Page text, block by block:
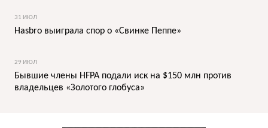
31 ИЮЛ
Hasbro выиграла спор о «Свинке Пеппе»
29 ИЮЛ
Бывшие члены HFPA подали иск на $150 млн против
владельцев «Золотого глобуса»